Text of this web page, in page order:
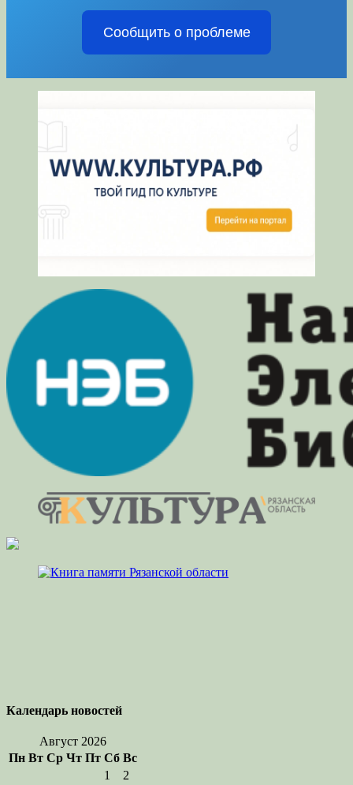
Сообщить о проблеме
Календарь новостей
Август 2026
Пн Вт Ср Чт Пт Сб Вс
1
2